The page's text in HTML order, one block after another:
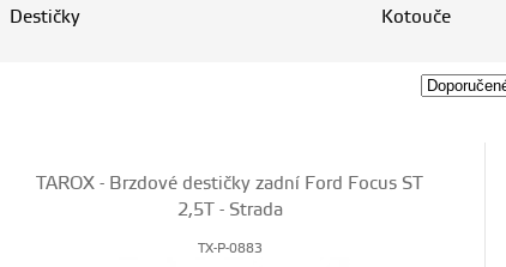
Destičky Kotouče
TAROX - Brzdové destičky zadní Ford Focus ST
2,5T - Strada
TX-P-0883